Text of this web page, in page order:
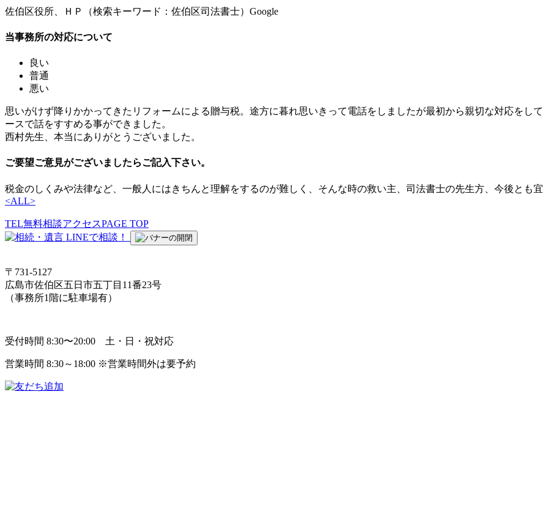
佐伯区役所、ＨＰ（検索キーワード：佐伯区司法書士）Google
当事務所の対応について
良い
普通
悪い
思いがけず降りかかってきたリフォームによる贈与税。途方に暮れ思いきって電話をしましたが最初から親切な対応をし
ースで話をすすめる事ができました。
西村先生、本当にありがとうございました。
ご要望ご意見がございましたらご記入下さい。
税金のしくみや法律など、一般人にはきちんと理解をするのが難しく、そんな時の救い主、司法書士の先生方、今後とも宜
<ALL>
TEL無料相談アクセスPAGE TOP
〒731-5127
広島市佐伯区五日市五丁目11番23号
（事務所1階に駐車場有）
受付時間 8:30〜20:00 土・日・祝対応
営業時間 8:30～18:00 ※営業時間外は要予約